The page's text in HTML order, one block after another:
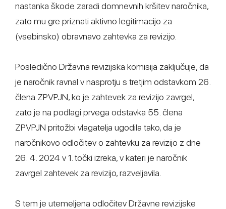
nastanka škode zaradi domnevnih kršitev naročnika,
zato mu gre priznati aktivno legitimacijo za
(vsebinsko) obravnavo zahtevka za revizijo.
Posledično Državna revizijska komisija zaključuje, da
je naročnik ravnal v nasprotju s tretjim odstavkom 26.
člena ZPVPJN, ko je zahtevek za revizijo zavrgel,
zato je na podlagi prvega odstavka 55. člena
ZPVPJN pritožbi vlagatelja ugodila tako, da je
naročnikovo odločitev o zahtevku za revizijo z dne
26. 4. 2024 v 1. točki izreka, v kateri je naročnik
zavrgel zahtevek za revizijo, razveljavila.
S tem je utemeljena odločitev Državne revizijske